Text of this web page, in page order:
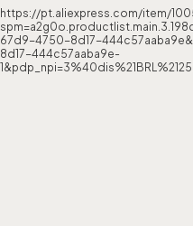
https://pt.aliexpress.com/item/
67d9-4750-8d17-
8d17-444c57aaba9e-